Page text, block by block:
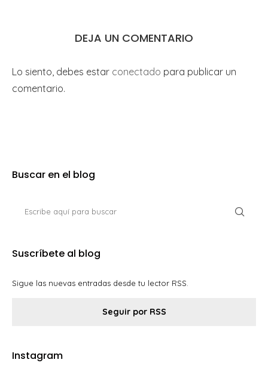
DEJA UN COMENTARIO
Lo siento, debes estar conectado para publicar un
comentario.
Buscar en el blog
Suscríbete al blog
Sigue las nuevas entradas desde tu lector RSS.
Seguir por RSS
Instagram